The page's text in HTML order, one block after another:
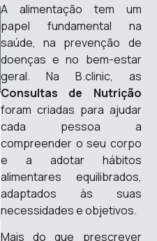
A alimentação tem um
papel fundamental na
saúde, na prevenção de
doenças e no bem-estar
geral. Na B.clinic, as
Consultas de Nutrição
foram criadas para ajudar
cada pessoa a
compreender o seu corpo
e a adotar hábitos
alimentares equilibrados,
adaptados às suas
necessidades e objetivos.
Mais do que prescrever